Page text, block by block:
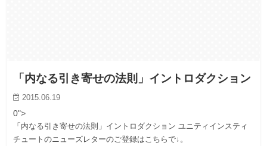
「内なる引き寄せの法則」イントロダクション
2015.06.19
0">
「内なる引き寄せの法則」イントロダクション ユニティインスティ
チュートのニューズレターのご登録はこちらで↓。